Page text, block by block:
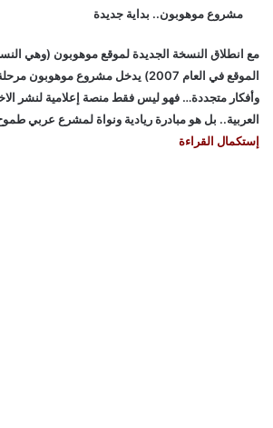
مشروع موهوبون.. بداية جديدة
مع انطلاق النسخة الجديدة لموقع موهوبون (وهي
الموقع في العام 2007) يدخل مشروع
وأفكار متجددة… فهو ليس فقط منصة إعلامية لنشر
العربية.. بل هو مبادرة ريادية ونواة لمشرع عربي
إستكمال القراءة